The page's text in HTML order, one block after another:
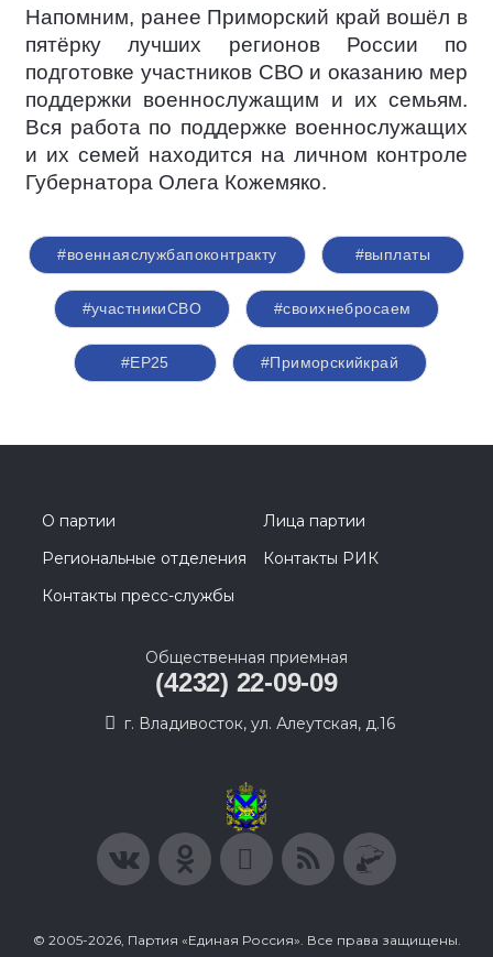
Напомним, ранее Приморский край вошёл в
пятёрку лучших регионов России по
подготовке участников СВО и оказанию мер
поддержки военнослужащим и их семьям.
Вся работа по поддержке военнослужащих
и их семей находится на личном контроле
Губернатора Олега Кожемяко.
#военнаяслужбапоконтракту #выплаты
#участникиСВО #своихнебросаем
#ЕР25 #Приморскийкрай
О партии
Лица партии
Региональные отделения
Контакты РИК
Контакты пресс-службы
Общественная приемная
(4232) 22-09-09
г. Владивосток, ул. Алеутская, д.16
© 2005-2026, Партия «Единая Россия». Все права защищены.